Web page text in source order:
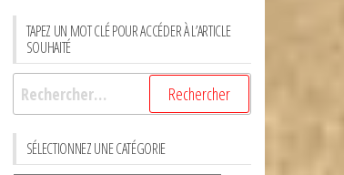
TAPEZ UN MOT CLÉ POUR ACCÉDER À L’ARTICLE
SOUHAITÉ
Rechercher :
SÉLECTIONNEZ UNE CATÉGORIE